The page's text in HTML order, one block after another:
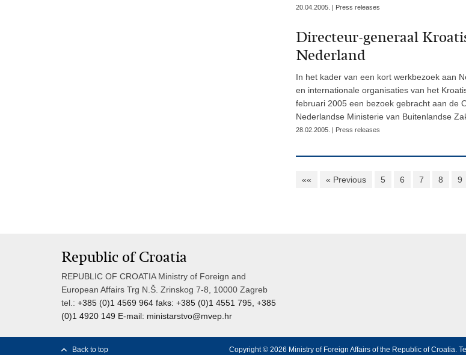
20.04.2005. | Press releases
Directeur-generaal
Nederland
In het kader van een kort werkbezoek aan
en internationale organisaties van het
februari 2005 een bezoek gebracht aan de
Nederlandse Ministerie van Buitenlandse
28.02.2005. | Press releases
«« « Previous 5 6 7 8 9
Republic of Croatia
REPUBLIC OF CROATIA Ministry of Foreign and
European Affairs Trg N.Š. Zrinskog 7-8, 10000 Zagreb
tel.: +385 (0)1 4569 964 faks: +385 (0)1 4551 795, +385
(0)1 4920 149 E-mail: ministarstvo@mvep.hr
Back to top Copyright © 2026 Ministry of Foreign Affairs of the Republic of Croatia.